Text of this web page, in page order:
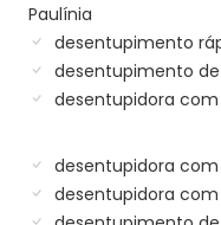
Paulínia
desentupimento
desentupimento
desentupidora
desentupidora com
desentupidora